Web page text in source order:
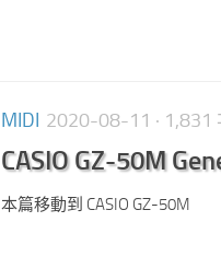
MIDI 2020-08-11 · 1,831
CASIO GZ-50M
本篇移動到 CASIO GZ-50M